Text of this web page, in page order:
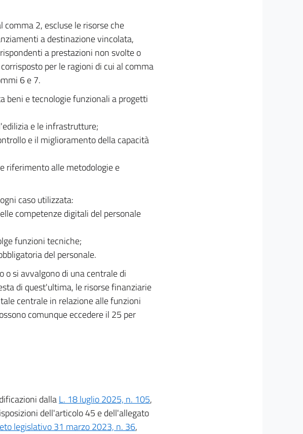
2, escluse le risorse che
a destinazione vincolata,
a prestazioni non svolte o
per le ragioni di cui al comma
6 e 7.
beni e tecnologie funzionali a progetti
e le infrastrutture;
e il miglioramento della capacità
riferimento alle metodologie e
caso utilizzata:
competenze digitali del personale
funzioni tecniche;
del personale.
si avvalgono di una centrale di
di quest'ultima, le risorse finanziarie
centrale in relazione alle funzioni
comunque eccedere il 25 per
dallaL. 18 luglio 2025, n. 105,
dell'articolo 45 e dell'allegato
legislativo 31 marzo 2023, n. 36,